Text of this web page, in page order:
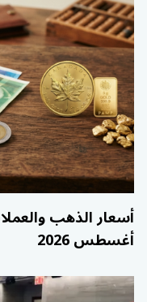
أغسطس 2026